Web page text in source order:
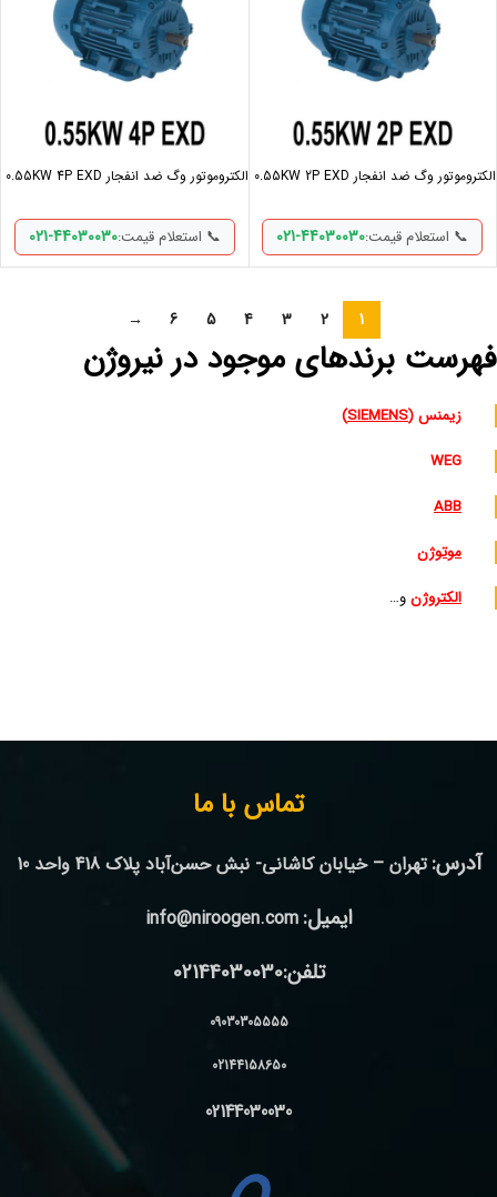
الکتروموتور وگ ضد انفجار 0.55KW 2P EXD
📞 استعلام قیمت:021-44030030
الکتروموتور وگ ضد انفجار 0.55KW 4P EXD
📞 استعلام قیمت:021-44030030
1
2
3
4
5
6
→
فهرست برندهای موجود در نیروژن
زیمنس (SIEMENS
)
WEG
ABB
موتوژن
الکتروژنو…
تماس با ما
آدرس: تهران – خیابان کاشانی- نبش حسن‌آباد پلاک 418 واحد 10
ایمیل: info@niroogen.com
تلفن:02144030030
09030305555
02144158650
02144030030